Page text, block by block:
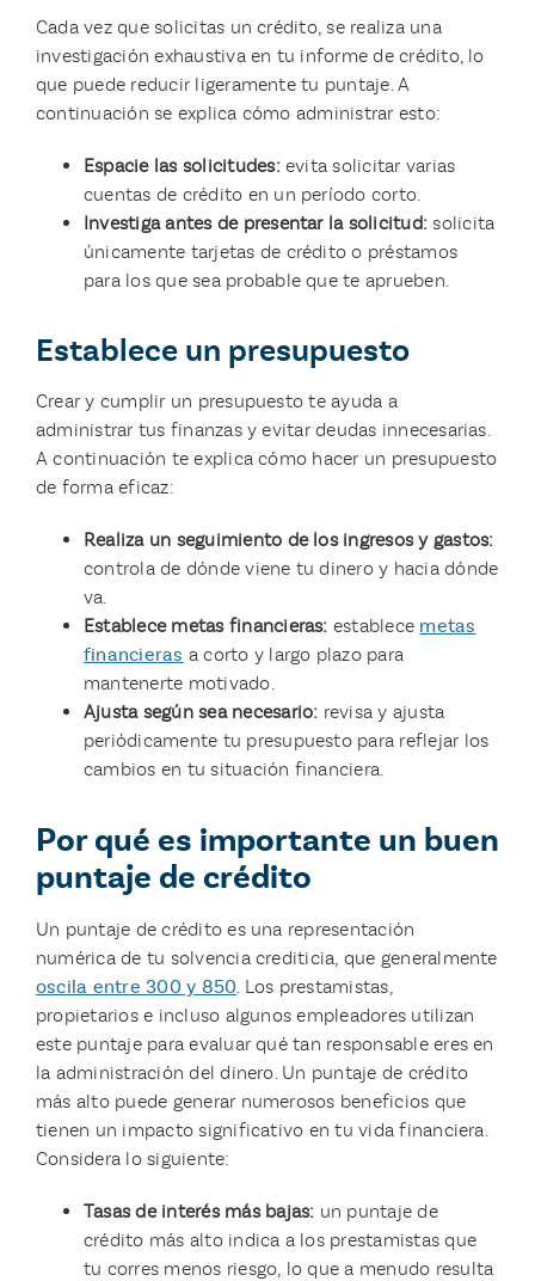
Cada vez que solicitas un crédito, se realiza una
investigación exhaustiva en tu informe de crédito, lo
que puede reducir ligeramente tu puntaje. A
continuación se explica cómo administrar esto:
Espacie las solicitudes: evita solicitar varias
cuentas de crédito en un período corto.
Investiga antes de presentar la solicitud: solicita
únicamente tarjetas de crédito o préstamos
para los que sea probable que te aprueben.
Establece un presupuesto
Crear y cumplir un presupuesto te ayuda a
administrar tus finanzas y evitar deudas innecesarias.
A continuación te explica cómo hacer un presupuesto
de forma eficaz:
Realiza un seguimiento de los ingresos y gastos:
controla de dónde viene tu dinero y hacia dónde
va.
Establece metas financieras: establece metas
financieras a corto y largo plazo para
mantenerte motivado.
Ajusta según sea necesario: revisa y ajusta
periódicamente tu presupuesto para reflejar los
cambios en tu situación financiera.
Por qué es importante un buen
puntaje de crédito
Un puntaje de crédito es una representación
numérica de tu solvencia crediticia, que generalmente
oscila entre 300 y 850. Los prestamistas,
propietarios e incluso algunos empleadores utilizan
este puntaje para evaluar qué tan responsable eres en
la administración del dinero. Un puntaje de crédito
más alto puede generar numerosos beneficios que
tienen un impacto significativo en tu vida financiera.
Considera lo siguiente:
Tasas de interés más bajas: un puntaje de
crédito más alto indica a los prestamistas que
tu corres menos riesgo, lo que a menudo resulta